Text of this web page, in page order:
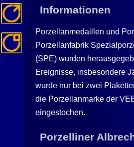
Informationen
Porzellanmedaillen und
Porzellanfabrik
(SPE) wurden
Ereignisse, insbesondere
wurde nur bei zwei
die Porzellanmarke der
eingestochen.
Porzelliner